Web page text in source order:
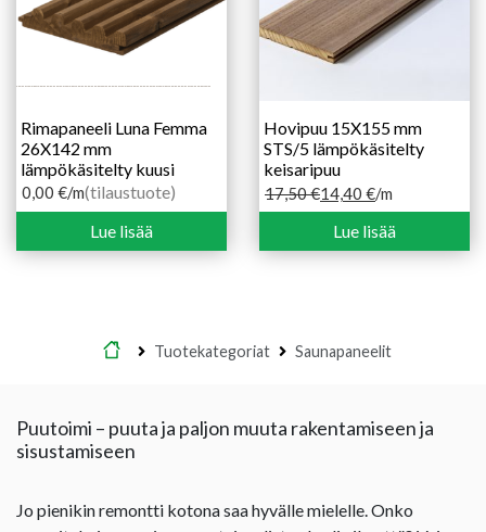
Rimapaneeli Luna Femma
26X142 mm
lämpökäsitelty kuusi
0,00 €/m(tilaustuote)
Lue lisää
Hovipuu 15X155 mm
STS/5 lämpökäsitelty
keisaripuu
17,50€
Alkuperäinen
oli:
14,40 €
Nykyinen
on:
/m
Lue lisää
Etusivu
Tuotekategoriat Saunapaneelit
Puutoimi – puuta ja paljon muuta rakentamiseen ja
sisustamiseen
Jo pienikin remontti kotona saa hyvälle mielelle. Onko